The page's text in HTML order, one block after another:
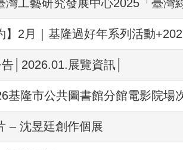
灣工藝研究發展中心2025「臺
】2月｜基隆過好年系列活動
│2026.01.展覽資訊│
基隆市公共圖書館分館電影院場
– 沈昱廷創作個展